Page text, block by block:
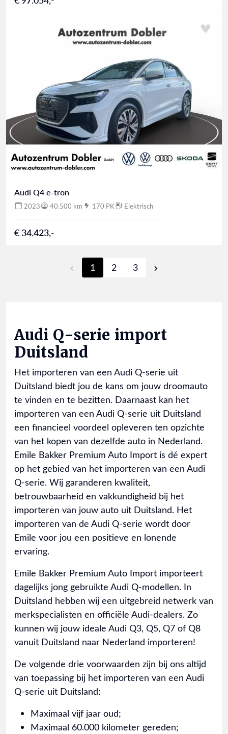
Audi Q4 e-tron
2023 40.500 km 170 PK Elektrisch
€ 34.423,-
1 2 3
Audi Q-serie import
Duitsland
Het importeren van een Audi Q-serie uit
Duitsland biedt jou de kans om jouw droomauto
te vinden en te bezitten. Daarnaast kan het
importeren van een Audi Q-serie uit Duitsland
een financieel voordeel opleveren ten opzichte
van het kopen van dezelfde auto in Nederland.
Emile Bakker Premium Auto Import is dé expert
op het gebied van het importeren van een Audi
Q-serie. Wij garanderen kwaliteit,
betrouwbaarheid en vakkundigheid bij het
importeren van jouw auto uit Duitsland. Het
importeren van de Audi Q-serie wordt door
Emile voor jou een positieve en lonende
ervaring.
Emile Bakker Premium Auto Import importeert
dagelijks jong gebruikte Audi Q-modellen. In
Duitsland hebben wij een uitgebreid netwerk van
merkspecialisten en officiële Audi-dealers. Zo
kunnen wij jouw ideale Audi Q3, Q5, Q7 of Q8
vanuit Duitsland naar Nederland importeren!
De volgende drie voorwaarden zijn bij ons altijd
van toepassing bij het importeren van een Audi
Q-serie uit Duitsland:
Maximaal vijf jaar oud;
Maximaal 60.000 kilometer gereden;